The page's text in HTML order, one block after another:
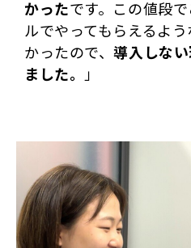
かったです。この値段
ルでやってもらえるよ
かったので、導入しな
ました。
」